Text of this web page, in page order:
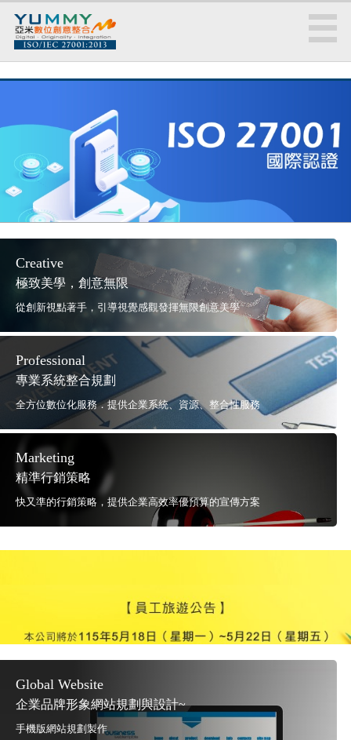
Creative
極致美學，創意無限
從創新視點著手，引導視覺感觀發揮無限創意美學
Professional
專業系統整合規劃
全方位數位化服務．提供企業系統、資源、整合性服務
Marketing
精準行銷策略
快又準的行銷策略，提供企業高效率優預算的宣傳方案
Global Website
企業品牌形象網站規劃與設計~
手機版網站規劃製作